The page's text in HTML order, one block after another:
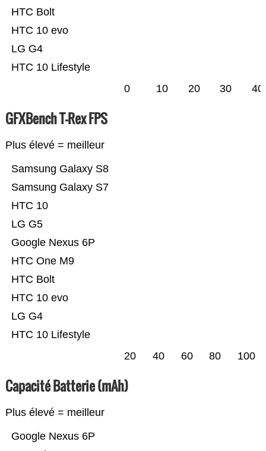
HTC 10 Lifestyle
LG G4
HTC 10 evo
HTC Bolt
0 10 20 30 40
GFXBench T-Rex FPS
Plus élevé = meilleur
HTC 10 Lifestyle
LG G4
HTC 10 evo
HTC Bolt
HTC One M9
Google Nexus 6P
LG G5
HTC 10
Samsung Galaxy S7
Samsung Galaxy S8
20 40 60 80 100
Capacité Batterie (mAh)
Plus élevé = meilleur
Google Nexus 6P